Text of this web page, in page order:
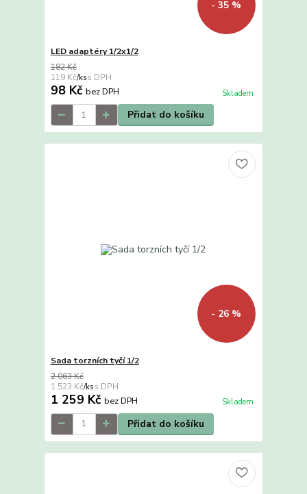
- 35 %
LED adaptéry 1/2x1/2
182 Kč
119 Kč/ks
98 Kč bez DPH Skladem
Přidat do košíku
- 26 %
Sada torzních tyčí 1/2
2 063 Kč
1 523 Kč/ks
1 259 Kč bez DPH Skladem
Přidat do košíku